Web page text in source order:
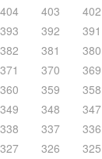
404 403 402
393 392 391
382 381 380
371 370 369
360 359 358
349 348 347
338 337 336
327 326 325